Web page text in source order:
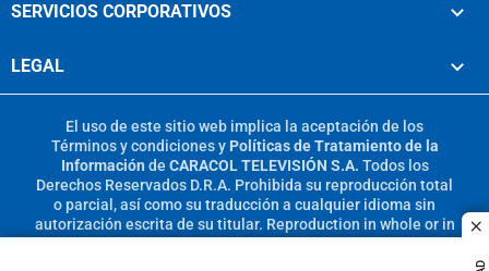
SERVICIOS CORPORATIVOS
LEGAL
El uso de este sitio web implica la aceptación de los
Términos y condicionesy Políticas de Tratamiento de la
Información de CARACOL TELEVISIÓN S.A. Todos los
Derechos Reservados D.R.A. Prohibida su reproducción total
o parcial, así como su traducción a cualquier idioma sin
autorización escrita de su titular. Reproduction in whole or in